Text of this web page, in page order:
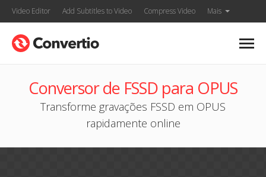
Video Editor Add Subtitles to Video Compress Video Mais
Conversor de FSSD para OPUS
Transforme gravações FSSD em OPUS
rapidamente online